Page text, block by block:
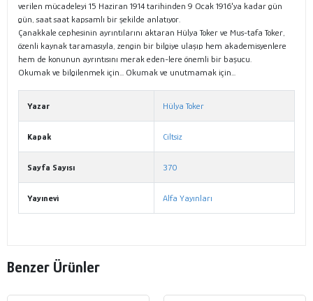
verilen mücadeleyi 15 Haziran 1914 tarihinden 9 Ocak 1916'ya kadar gün
gün, saat saat kapsamlı bir şekilde anlatıyor.
Çanakkale cephesinin ayrıntılarını aktaran Hülya Toker ve Mus-tafa Toker,
özenli kaynak taramasıyla, zengin bir bilgiye ulaşıp hem akademisyenlere
hem de konunun ayrıntısını merak eden-lere önemli bir başucu.
Okumak ve bilgilenmek için... Okumak ve unutmamak için...
Yazar Hülya Toker
Kapak Ciltsiz
Sayfa Sayısı 370
Yayınevi Alfa Yayınları
Benzer Ürünler